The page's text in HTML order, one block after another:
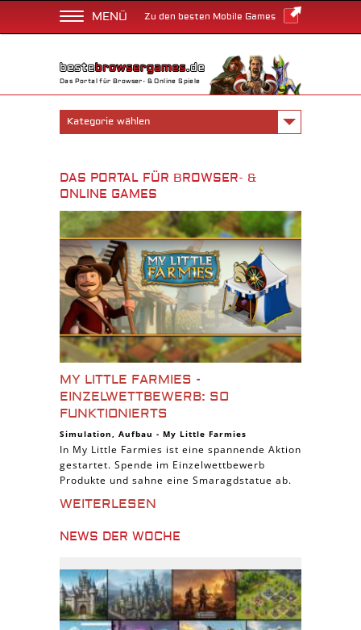
MENÜ Zu den besten Mobile Games
Das Portal für Browser- & Online Spiele
Kategorie wählen
DAS PORTAL FÜR BROWSER- &
ONLINE GAMES
MY LITTLE FARMIES -
EINZELWETTBEWERB: SO
FUNKTIONIERTS
Simulation, Aufbau - My Little Farmies
In My Little Farmies ist eine spannende Aktion
gestartet. Spende im Einzelwettbewerb
Produkte und sahne eine Smaragdstatue ab.
WEITERLESEN
NEWS DER WOCHE